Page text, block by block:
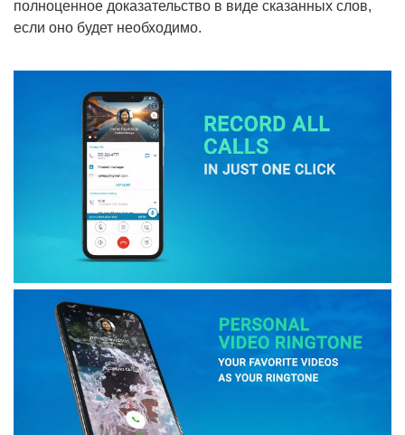
полноценное доказательство в виде сказанных слов,
если оно будет необходимо.